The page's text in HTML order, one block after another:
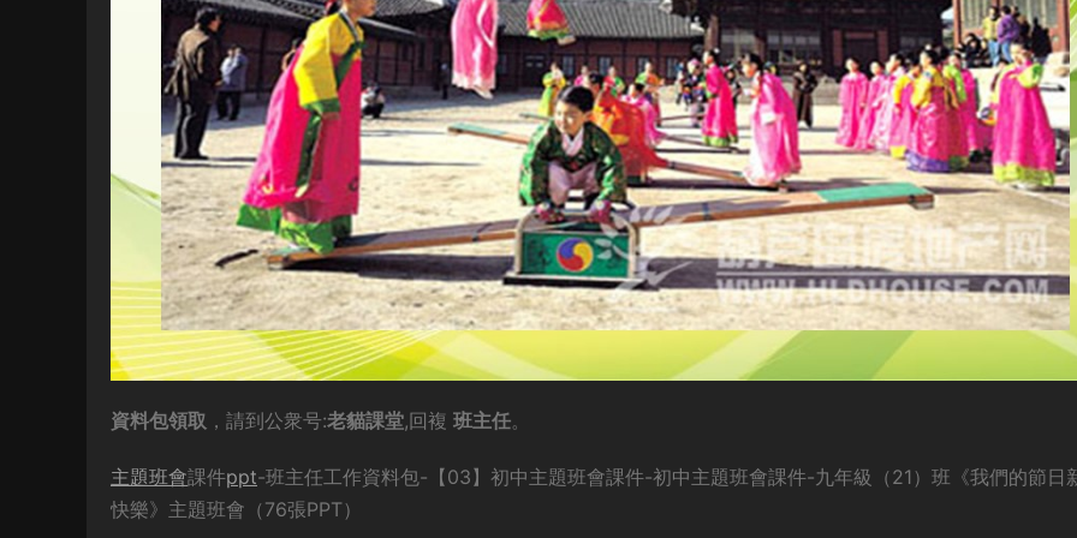
資料包領取 ，請到公衆号:老貓課堂,回複 班主任。
主題班會課件ppt-班主任工作資料包-【03】初中主題班會課件-初中主題班會課件-九年級（21）班《我們的節日
快樂》主題班會（76張PPT）